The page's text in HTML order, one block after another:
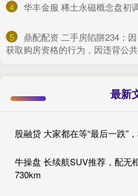
4 华丰金服 稀土永磁概念盘初
5
鼎配配资 二手房陷阱234：
获取购房资格的行为，因违背公共
最新
股融贷 大家都在等“最后一跌”
牛操盘 长续航SUV推荐，配无
730km